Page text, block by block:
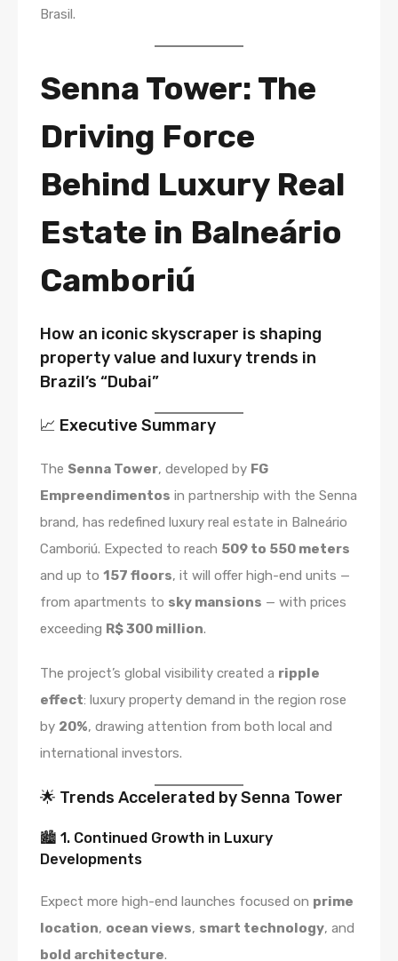
Brasil.
Senna Tower: The
Driving Force
Behind Luxury Real
Estate in Balneário
Camboriú
How an iconic skyscraper is shaping
property value and luxury trends in
Brazil’s “Dubai”
📈 Executive Summary
The Senna Tower, developed by FG
Empreendimentos in partnership with the Senna
brand, has redefined luxury real estate in Balneário
Camboriú. Expected to reach 509 to 550 meters
and up to 157 floors, it will offer high-end units —
from apartments to sky mansions — with prices
exceeding R$ 300 million.
The project’s global visibility created a ripple
effect: luxury property demand in the region rose
by 20%, drawing attention from both local and
international investors.
🌟 Trends Accelerated by Senna Tower
🏙️ 1. Continued Growth in Luxury
Developments
Expect more high-end launches focused on prime
location, ocean views, smart technology, and
bold architecture.